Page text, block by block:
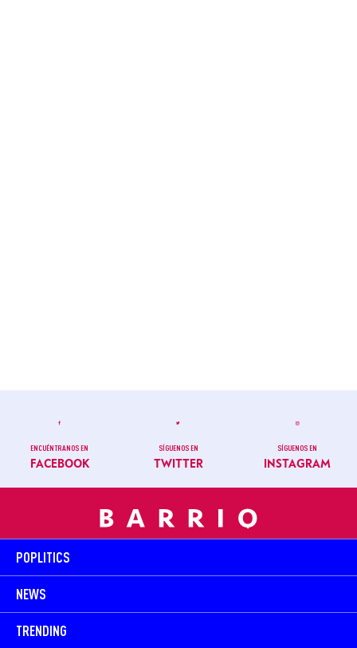
ENCUÉNTRANOS EN
FACEBOOK
SÍGUENOS EN
TWITTER
SÍGUENOS EN
INSTAGRAM
POPLITICS
NEWS
TRENDING